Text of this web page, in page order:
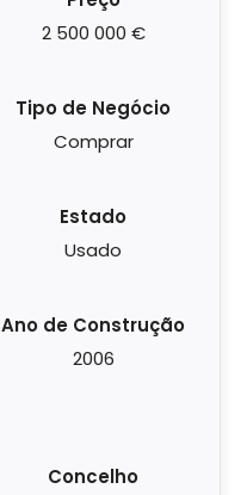
2 500 000 €
Tipo de Negócio
Comprar
Estado
Usado
Ano de Construção
2006
Concelho